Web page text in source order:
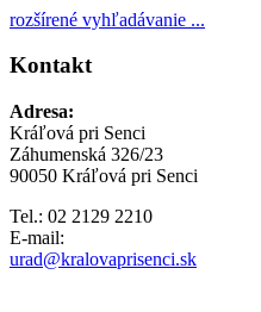
rozšírené vyhľadávanie ...
Kontakt
Adresa:
Kráľová pri Senci
Záhumenská 326/23
90050 Kráľová pri Senci
Tel.: 02 2129 2210
E-mail:
urad@kralovaprisenci.sk